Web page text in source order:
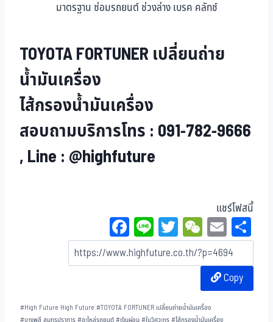
TOYOTA FORTUNER เปลี่ยนถ่าย
น้ำมันเครื่อง
ไส้กรองน้ำมันเครื่อง
สอบถามบริการโทร : 091-782-9666
, Line : @highfuture
แชร์โฟสนี้
Fa
ce
bo
Li
ne
T
wi
tt
W
eC
ha
t
E
m
ail
Copy
#High Future High Future #TOYOTA FORTUNER เปลี่ยนถ่ายน้ำมันเครื่อง